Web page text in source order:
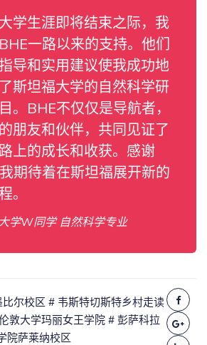
学生涯即将结束之际，我
一路以来的支持。他们
导和实用建议使我成功地
斯坦福大学的自然科学研
。BHE不仅仅是导航者，
朋友和伙伴，共同见证了
上的成长和收获。感谢
期待着在斯坦福展开新的
。
学W同学 自然科学专业
尔校区 # 韦斯特切斯特乡村走读
敦大学玛丽女王学院 # 彭萨科拉
院萨莱纳校区